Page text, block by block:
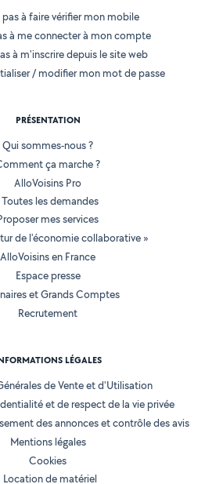
pas à faire vérifier mon mobile
à me connecter à mon compte
à m'inscrire depuis le site web
/ modifier mon mot de passe
PRÉSENTATION
Qui sommes-nous ?
ça marche ?
AlloVoisins Pro
Toutes les demandes
mes services
de l'économie collaborative »
AlloVoisins en France
Espace presse
et Grands Comptes
Recrutement
LÉGALES
de Vente et d'Utilisation
et de respect de la vie privée
des annonces et contrôle des avis
Mentions légales
Cookies
Location de matériel